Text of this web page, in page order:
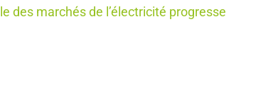
des marchés de l’électricité progresse